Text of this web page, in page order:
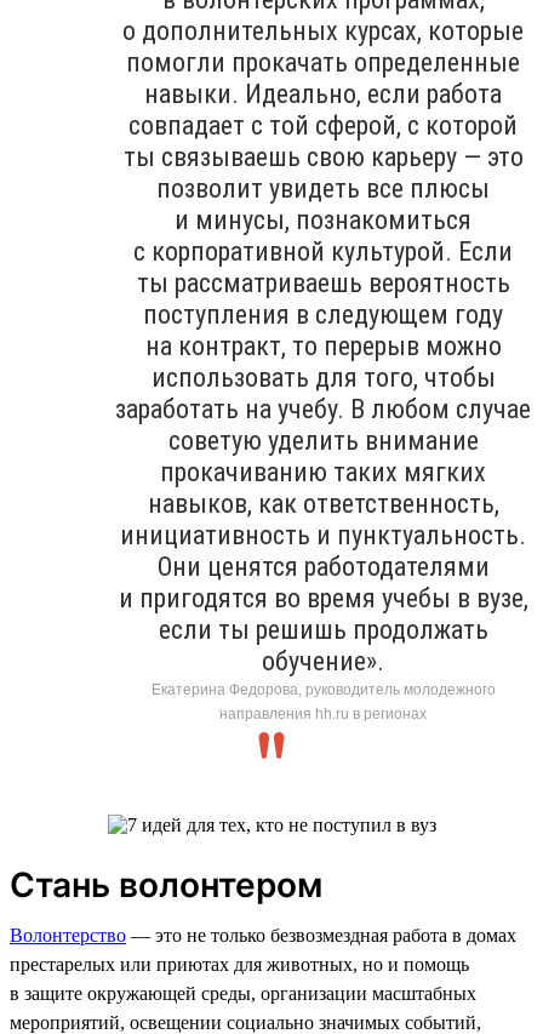
о дополнительных курсах, которые
помогли прокачать определенные
навыки. Идеально, если работа
совпадает с той сферой, с которой
ты связываешь свою карьеру — это
позволит увидеть все плюсы
и минусы, познакомиться
с корпоративной культурой. Если
ты рассматриваешь вероятность
поступления в следующем году
на контракт, то перерыв можно
использовать для того, чтобы
заработать на учебу. В любом случае
советую уделить внимание
прокачиванию таких мягких
навыков, как ответственность,
инициативность и пунктуальность.
Они ценятся работодателями
и пригодятся во время учебы в вузе,
если ты решишь продолжать
обучение».
Екатерина Федорова, руководитель молодежного
направления hh.ru в регионах
Стань волонтером
Волонтерство — это не только безвозмездная работа в домах
престарелых или приютах для животных, но и помощь
в защите окружающей среды, организации масштабных
мероприятий, освещении социально значимых событий,